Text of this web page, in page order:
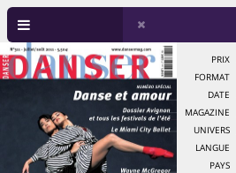
PRIX
FORMAT
DATE
MAGAZINE
UNIVERS
LANGUE
PAYS